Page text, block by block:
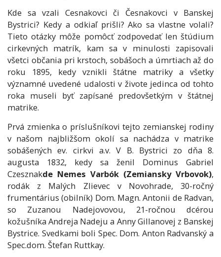
Kde sa vzali Cesnakovci či Česnakovci v Banskej
Bystrici? Kedy a odkiaľ prišli? Ako sa vlastne volali?
Tieto otázky môže pomôcť zodpovedať len štúdium
cirkevných matrík, kam sa v minulosti zapisovali
všetci občania pri krstoch, sobášoch a úmrtiach až do
roku 1895, kedy vznikli štátne matriky a všetky
významné uvedené udalosti v živote jedinca od tohto
roka museli byť zapísané predovšetkým v štátnej
matrike.
Prvá zmienka o príslušníkovi tejto zemianskej rodiny
v našom najbližšom okolí sa nachádza v matrike
sobášených ev. cirkvi a.v. V B. Bystrici zo dňa 8.
augusta 1832, kedy sa ženil Dominus Gabriel
Czesznakde Nemes Varbók (Zemiansky Vrbovok),
rodák z Malých Zlievec v Novohrade, 30-ročný
frumentárius (obilník) Dom. Magn. Antonii de Radvan,
so Zuzanou Nadejovovou, 21-ročnou dcérou
kožušníka Andreja Nadeju a Anny Gillanovej z Banskej
Bystrice. Svedkami boli Spec. Dom. Anton Radvanský a
Spec.dom. Štefan Ruttkay.